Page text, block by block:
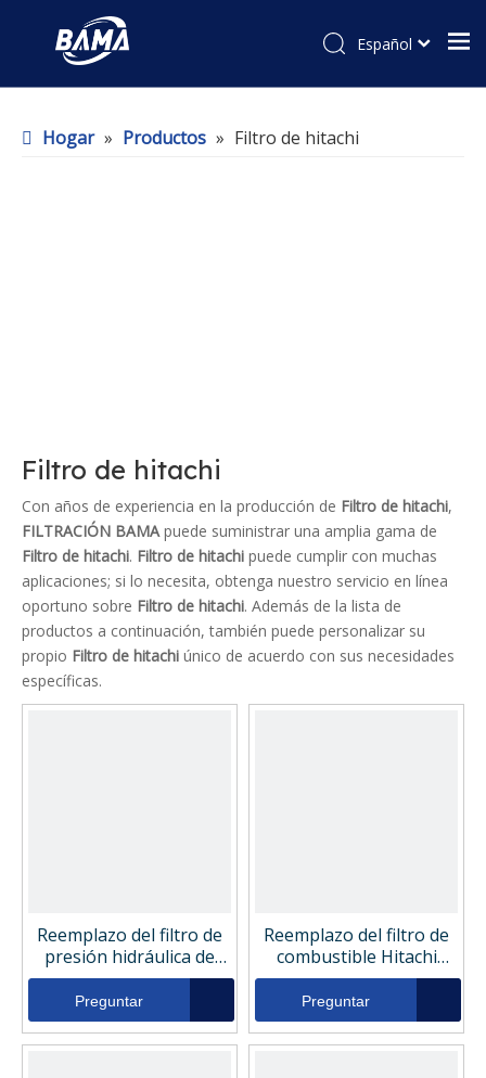
Español
Hogar » Productos » Filtro de hitachi
Filtro de hitachi
Con años de experiencia en la producción de Filtro de hitachi,
FILTRACIÓN BAMApuede suministrar una amplia gama de
Filtro de hitachi. Filtro de hitachi puede cumplir con muchas
aplicaciones; si lo necesita, obtenga nuestro servicio en línea
oportuno sobre Filtro de hitachi. Además de la lista de
productos a continuación, también puede personalizar su
propio Filtro de hitachi único de acuerdo con sus necesidades
específicas.
Reemplazo del filtro de
presión hidráulica de
Hitachi 76040426
Preguntar
Reemplazo del filtro de
combustible Hitachi
4616545
Preguntar